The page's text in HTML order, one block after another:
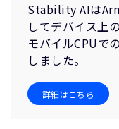
Stability AIは
してデバイス上
モバイルCPUで
しました。
詳細はこちら